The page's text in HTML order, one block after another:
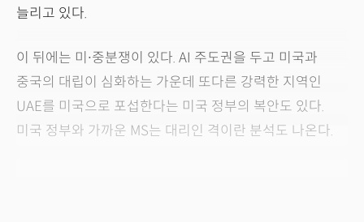
늘리고 있다.
이 뒤에는 미∙중분쟁이 있다. AI 주도권을 두고 미국과
중국의 대립이 심화하는 가운데 또다른 강력한 지역인
UAE를 미국으로 포섭한다는 미국 정부의 복안도 있다.
미국 정부와 가까운 MS는 대리인 격이란 분석도 나온다.